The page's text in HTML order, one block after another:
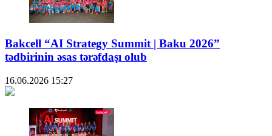
Bakcell “AI Strategy Summit | Baku 2026”
tədbirinin əsas tərəfdaşı olub
16.06.2026 15:27